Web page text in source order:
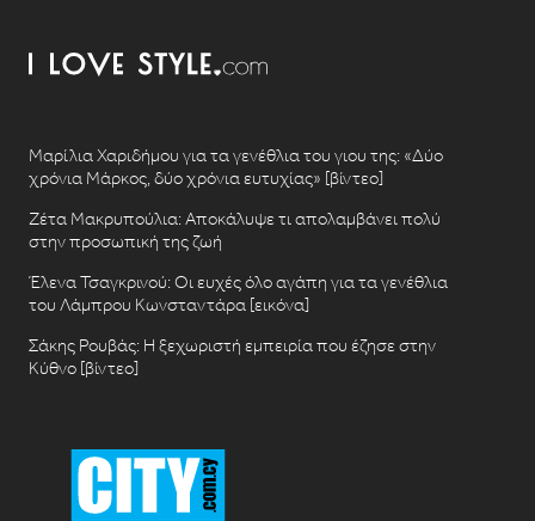
Μαρίλια Χαριδήμου για τα γενέθλια του γιου της: «Δύο
χρόνια Μάρκος, δύο χρόνια ευτυχίας» [βίντεο]
Ζέτα Μακρυπούλια: Αποκάλυψε τι απολαμβάνει πολύ
στην προσωπική της ζωή
Έλενα Τσαγκρινού: Οι ευχές όλο αγάπη για τα γενέθλια
του Λάμπρου Κωνσταντάρα [εικόνα]
Σάκης Ρουβάς: Η ξεχωριστή εμπειρία που έζησε στην
Κύθνο [βίντεο]